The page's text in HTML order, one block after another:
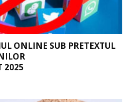
ONLINE SUB PRETEXTUL
2025